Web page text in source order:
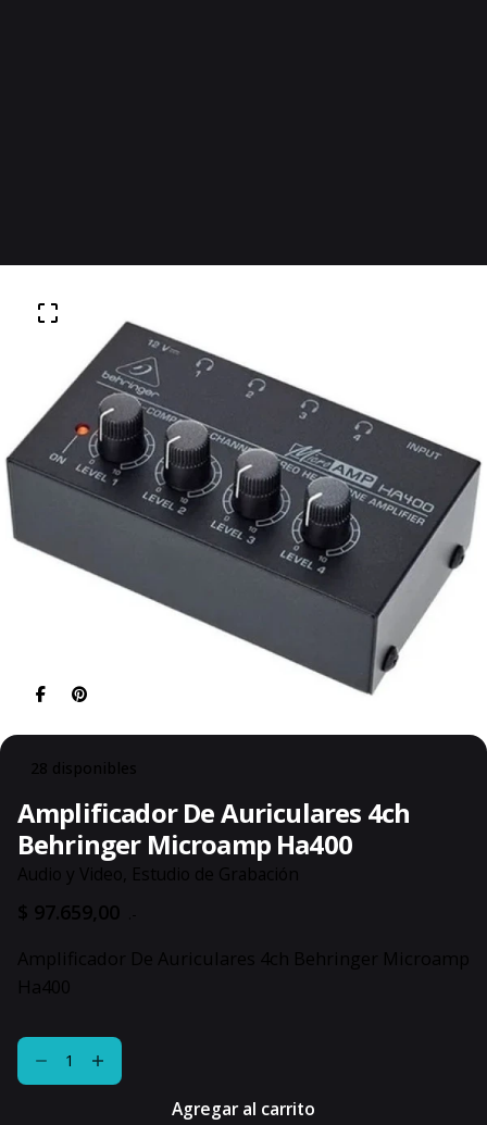
28 disponibles
Amplificador De Auriculares 4ch
Behringer Microamp Ha400
Audio y Video Estudio de Grabación
$ 97.659,00 .-
Amplificador De Auriculares 4ch Behringer Microamp
Ha400
Amplificador
De
Agregar al carrito